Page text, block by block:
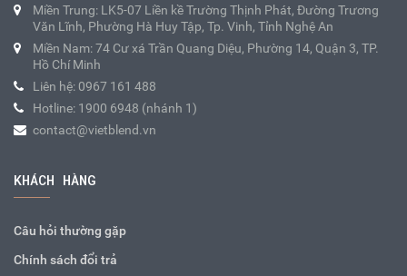
Miền Trung: LK5-07 Liền kề Trường Thịnh Phát, Đường Trương
Văn Lĩnh, Phường Hà Huy Tập, Tp. Vinh, Tỉnh Nghệ An
Miền Nam: 74 Cư xá Trần Quang Diệu, Phường 14, Quận 3, TP.
Hồ Chí Minh
Liên hệ: 0967 161 488
Hotline: 1900 6948 (nhánh 1)
contact@vietblend.vn
KHÁCH HÀNG
Câu hỏi thường gặp
Chính sách đổi trả